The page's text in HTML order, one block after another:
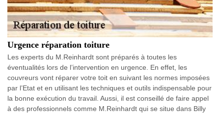
Urgence réparation toiture
Les experts du M.Reinhardt sont préparés à toutes les
éventualités lors de l’intervention en urgence. En effet, les
couvreurs vont réparer votre toit en suivant les normes imposées
par l’Etat et en utilisant les techniques et outils indispensable pour
la bonne exécution du travail. Aussi, il est conseillé de faire appel
à des professionnels comme M.Reinhardt qui se situe dans Billy